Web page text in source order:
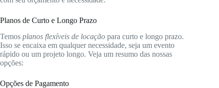
Planos de Curto e Longo Prazo
Temos planos flexíveis de locação para curto e longo prazo.
Isso se encaixa em qualquer necessidade, seja um evento
rápido ou um projeto longo. Veja um resumo das nossas
opções:
Opções de Pagamento